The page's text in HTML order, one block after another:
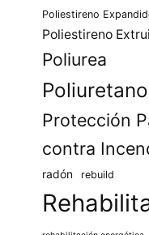
Poliestireno
Poliestireno
Poliurea
Poliuretano
Protección
contra
radón rebuild